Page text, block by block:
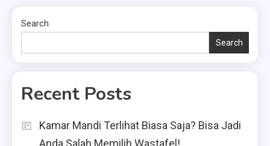
Search
Search
Recent Posts
Kamar Mandi Terlihat Biasa Saja? Bisa Jadi